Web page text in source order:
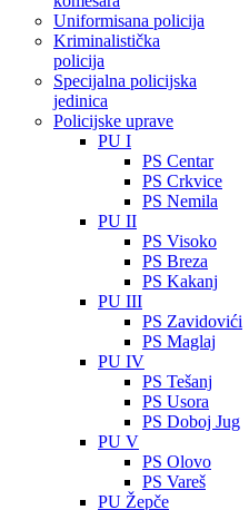
Uniformisana policija
Kriminalistička
policija
Specijalna policijska
jedinica
Policijske uprave
PU I
PS Centar
PS Crkvice
PS Nemila
PU II
PS Visoko
PS Breza
PS Kakanj
PU III
PS Zavidovići
PS Maglaj
PU IV
PS Tešanj
PS Usora
PS Doboj Jug
PU V
PS Olovo
PS Vareš
PU Žepče